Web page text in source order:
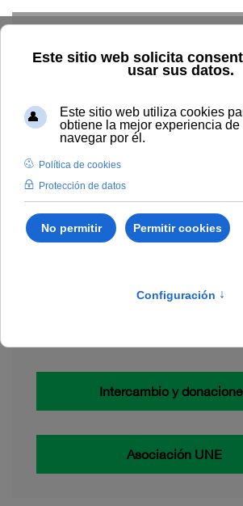
Explorar el catálogo
Dónde comprar
Intercambio y
Asociación UNE